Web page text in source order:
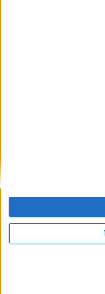
SIGUE NUESTROS